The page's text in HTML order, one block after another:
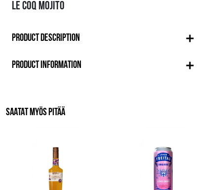
LE COQ MOJITO
PRODUCT DESCRIPTION
PRODUCT INFORMATION
SAATAT MYÖS PITÄÄ